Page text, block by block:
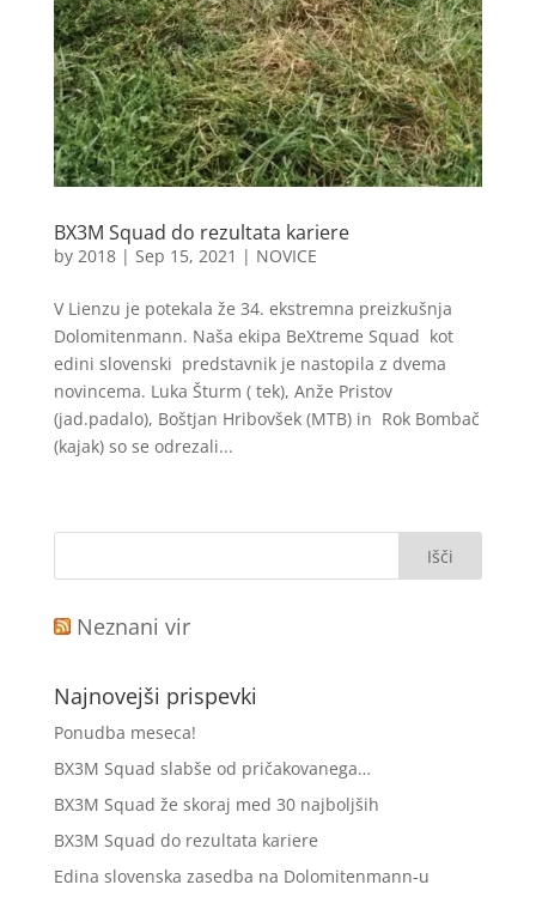
BX3M Squad do rezultata kariere
by 2018| Sep 15, 2021 | NOVICE
V Lienzu je potekala že 34. ekstremna preizkušnja
Dolomitenmann. Naša ekipa BeXtreme Squad kot
edini slovenski predstavnik je nastopila z dvema
novincema. Luka Šturm ( tek), Anže Pristov
(jad.padalo), Boštjan Hribovšek (MTB) in Rok Bombač
(kajak) so se odrezali...
Neznani vir
Najnovejši prispevki
Ponudba meseca!
BX3M Squad slabše od pričakovanega…
BX3M Squad že skoraj med 30 najboljših
BX3M Squad do rezultata kariere
Edina slovenska zasedba na Dolomitenmann-u